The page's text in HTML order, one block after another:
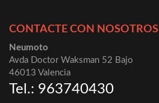
CONTACTE CON NOSOTROS
Neumoto
Avda Doctor Waksman 52 Bajo
46013 Valencia
Tel.: 963740430